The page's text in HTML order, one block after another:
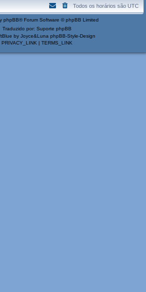
Todos os horários são UTC
phpBB® Forum Software © phpBB Limited
Traduzido por: Suporte phpBB
by Joyce&Luna phpBB-Style-Design
PRIVACY_LINK | TERMS_LINK